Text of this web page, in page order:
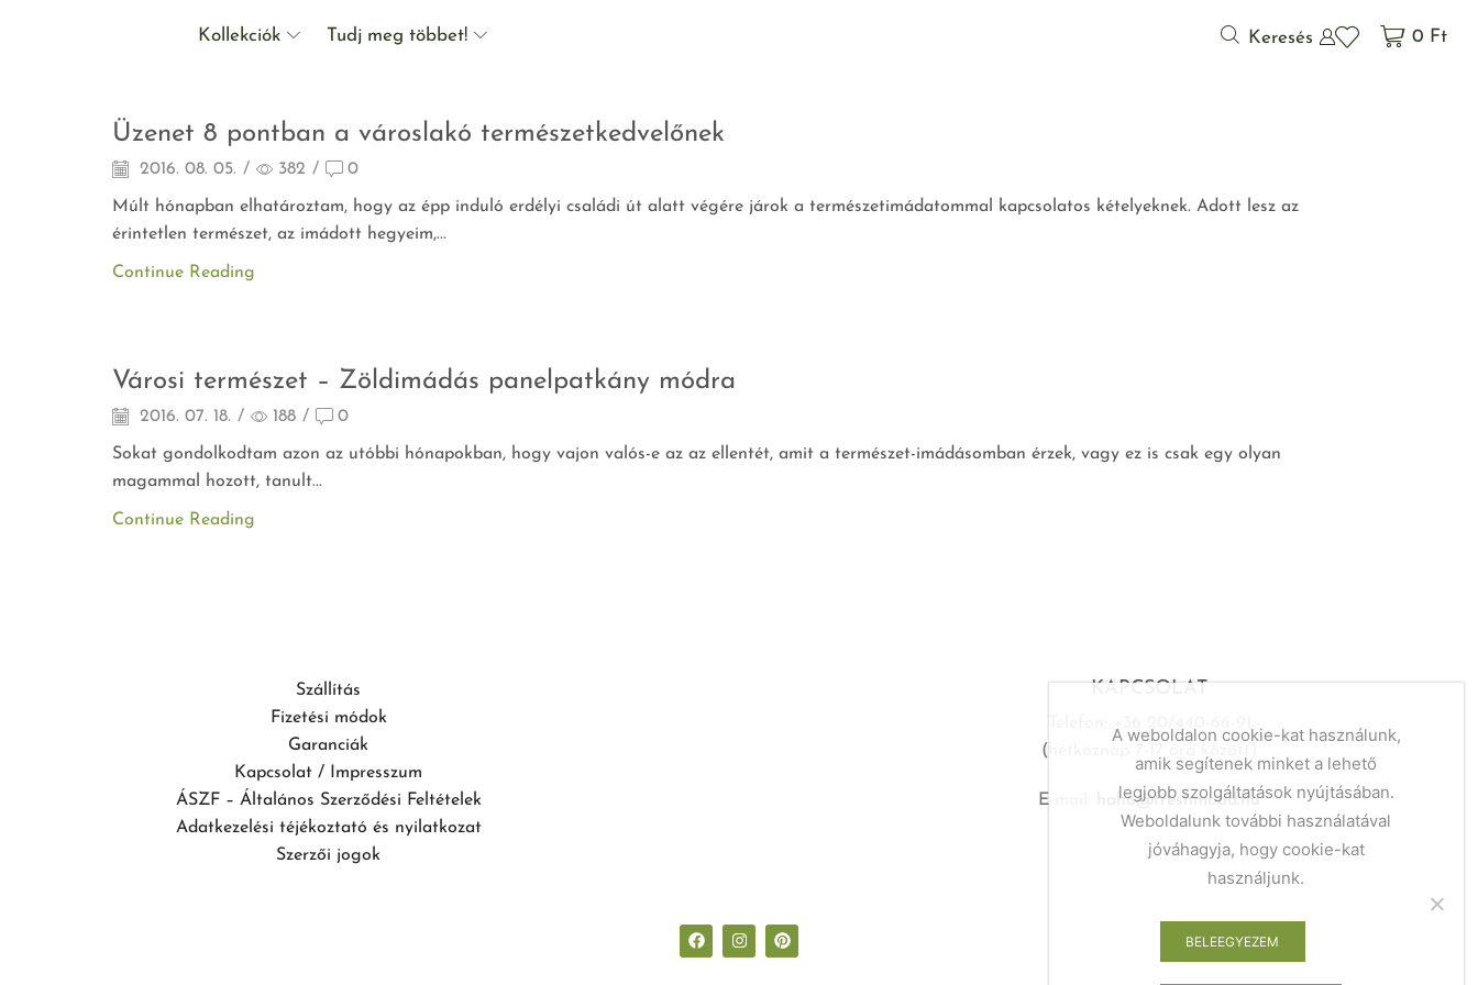
Kollekciók Tudj meg többet! Keresés 0 Ft
Agymenés
Üzenet 8 pontban a városlakó természetkedvelőnek
2016. 08. 05. / 382 / 0
Múlt hónapban elhatároztam, hogy az épp induló erdélyi családi út alatt végére járok a természetimádatommal kapcsolatos kételyeknek. Adott lesz az
érintetlen természet, az imádott hegyeim,...
Continue Reading
Agymenés
Városi természet – Zöldimádás panelpatkány módra
2016. 07. 18. / 188 / 0
Sokat gondolkodtam azon az utóbbi hónapokban, hogy vajon valós-e az az ellentét, amit a természet-imádásomban érzek, vagy ez is csak egy olyan
magammal hozott, tanult...
Continue Reading
Szállítás
Fizetési módok
Garanciák
Kapcsolat / Impresszum
ÁSZF – Általános Szerződési Feltételek
Adatkezelési téjékoztató és nyilatkozat
Szerzői jogok
KAPCSOLAT
(hétköznap 7-17 óra között)
E-mail: haho@freshmood.hu
A weboldalon cookie-kat használunk,
amik segítenek minket a lehető
legjobb szolgáltatások nyújtásában.
Weboldalunk további használatával
jóváhagyja, hogy cookie-kat
használjunk.
BELEEGYEZEM